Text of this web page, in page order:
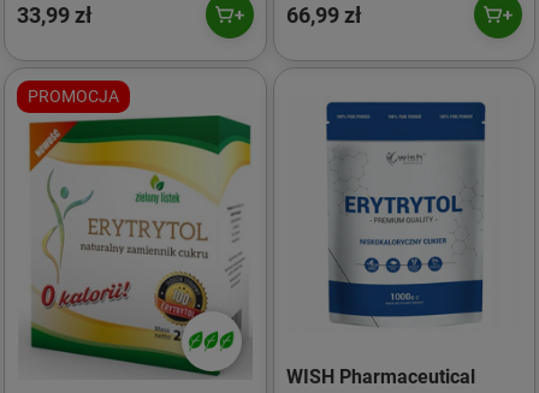
33,99 zł 66,99 zł
PROMOCJA
WISH Pharmaceutical